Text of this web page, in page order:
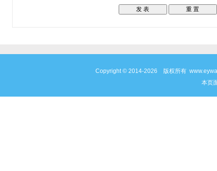
Copyright © 2014-2026 版权所有
本页